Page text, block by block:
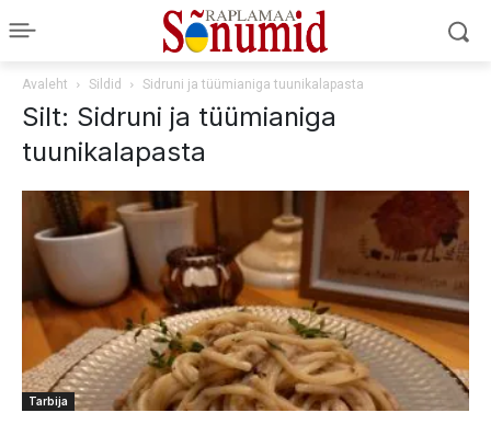
Avaleht Sildid Sidruni ja tüümianiga tuunikalapasta
Silt: Sidruni ja tüümianiga
tuunikalapasta
Tarbija